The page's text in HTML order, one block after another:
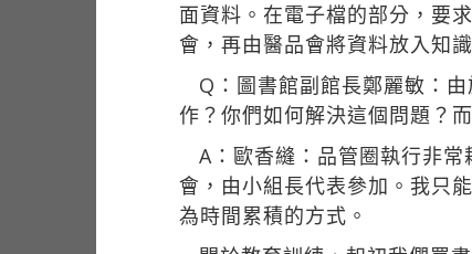
面資料。在電子檔的部分，要
會，再由醫品會將資料放入知
Q：圖書館副館長鄭麗敏：
作？你們如何解決這個問題？
A：歐香縫：品管圈執行非
會，由小組長代表參加。我只
為時間累積的方式。